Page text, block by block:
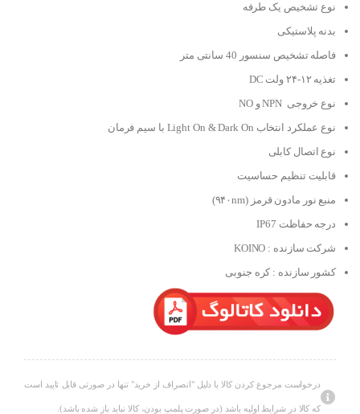
نوع تشخیص یک طرفه
بدنه پلاستیکی
فاصله تشخیص سنسور 40 سانتی متر
تغذیه ۱۲-۲۴ ولت DC
نوع خروجی NPN و NO
نوع عملکرد انتخاب Light On & Dark On با سیم فرمان
نوع اتصال کابلی
قابلیت تنظیم حساسیت
منبع نور مادون قرمز (۹۴۰nm)
درجه حفاظت IP67
شرکت سازنده : KOINO
کشور سازنده : کره جنوبی
درخواست مرجوع کردن کالا با دلیل "انصراف از خرید" تنها در صورتی قابل تایید است
که کالا در شرایط اولیه باشد (در صورت پلمپ بودن، کالا نباید باز شده باشد).